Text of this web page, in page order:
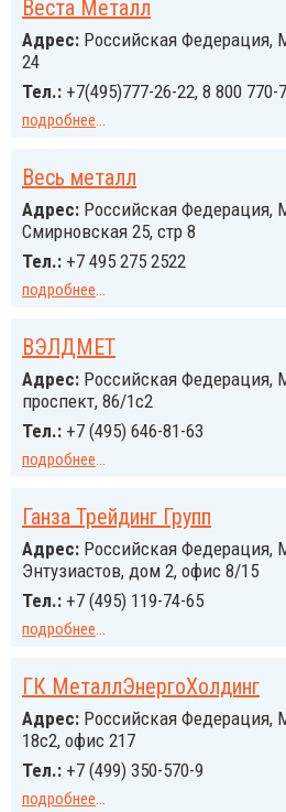
Веста Металл
Адрес: Российcкая Федерация,
24
Тел.: +7(495)777-26-22, 8 800
подробнее...
Весь металл
Адрес: Российcкая Федерация,
Смирновская 25, стр 8
Тел.: +7 495 275 2522
подробнее...
ВЭЛДМЕТ
Адрес: Российcкая Федерация,
проспект, 86/1с2
Тел.: +7 (495) 646-81-63
подробнее...
Ганза Трейдинг Групп
Адрес: Российcкая Федерация,
Энтузиастов, дом 2, офис 8/15
Тел.: +7 (495) 119-74-65
подробнее...
ГК МеталлЭнергоХолдинг
Адрес: Российcкая Федерация,
18с2, офис 217
Тел.: +7 (499) 350-570-9
подробнее...